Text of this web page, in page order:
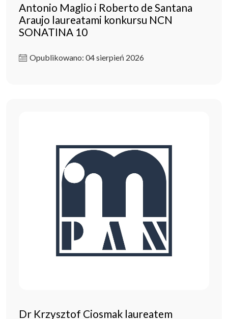
Antonio Maglio i Roberto de Santana
Araujo laureatami konkursu NCN
SONATINA 10
Opublikowano: 04 sierpień 2026
Dr Krzysztof Ciosmak laureatem